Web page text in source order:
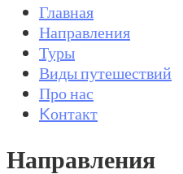
Главная
Направления
Туры
Виды путешествий
Про нас
Kонтакт
Направления